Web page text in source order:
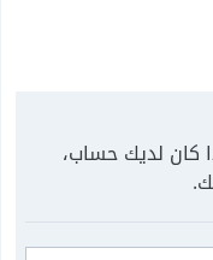
كان لديك حساب،